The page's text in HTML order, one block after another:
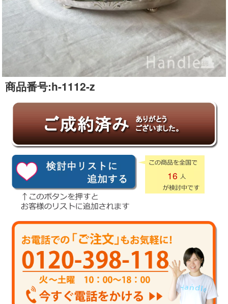
商品番号:h-1112-z
16